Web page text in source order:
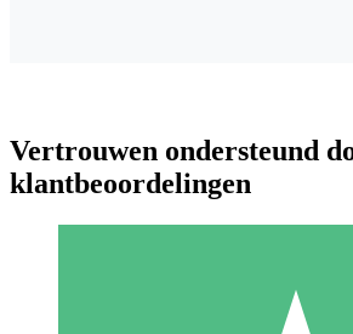
Vertrouwen ondersteund
klantbeoordelingen